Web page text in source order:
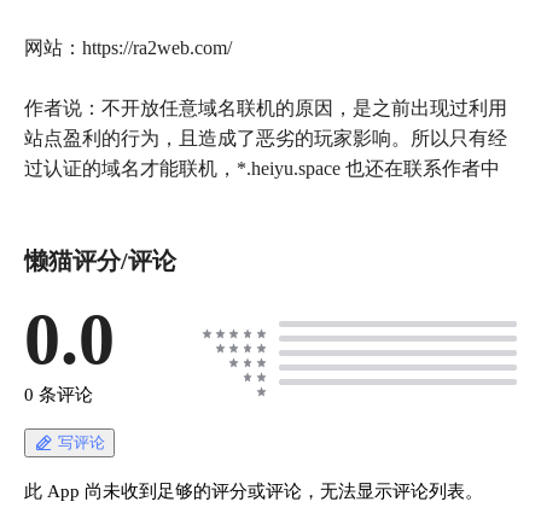
网站：https://ra2web.com/
作者说：不开放任意域名联机的原因，是之前出现过利用
站点盈利的行为，且造成了恶劣的玩家影响。所以只有经
过认证的域名才能联机，*.heiyu.space 也还在联系作者中
懒猫评分/评论
0.0
0 条评论
写评论
此 App 尚未收到足够的评分或评论，无法显示评论列表。